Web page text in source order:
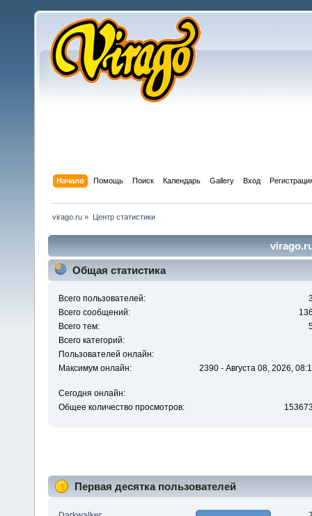
Начало Помощь Поиск Календарь Gallery Вход
virago.ru » Центр статистики
Общая статистика
Всего пользователей:
Всего сообщений:
Всего тем:
Всего категорий:
Пользователей онлайн:
Максимум онлайн:
2390 - Августа 08, 2026,
Сегодня онлайн:
Общее количество просмотров:
Первая десятка пользователей